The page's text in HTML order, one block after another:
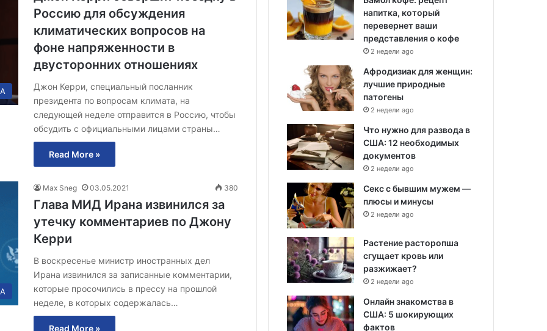
Россию для обсуждения
климатических вопросов на
фоне напряженности в
двусторонних отношениях
Джон Керри, специальный посланник
президента по вопросам климата, на
следующей неделе отправится в Россию, чтобы
обсудить с официальными лицами страны…
Read More »
Max Sneg 03.05.2021 380
Глава МИД Ирана извинился за
утечку комментариев по Джону
Керри
В воскресенье министр иностранных дел
Ирана извинился за записанные комментарии,
которые просочились в прессу на прошлой
неделе, в которых содержалась…
Read More »
напитка, который
перевернет ваши
представления о кофе
2 недели ago
Афродизиак для женщин:
лучшие природные
патогены
2 недели ago
Что нужно для развода в
США: 12 необходимых
документов
2 недели ago
Секс с бывшим мужем —
плюсы и минусы
2 недели ago
Растение расторопша
сгущает кровь или
разжижает?
2 недели ago
Онлайн знакомства в
США: 5 шокирующих
фактов